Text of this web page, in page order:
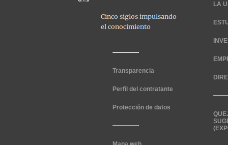
Transparencia
Perfil del contratante
Protección de datos
LA